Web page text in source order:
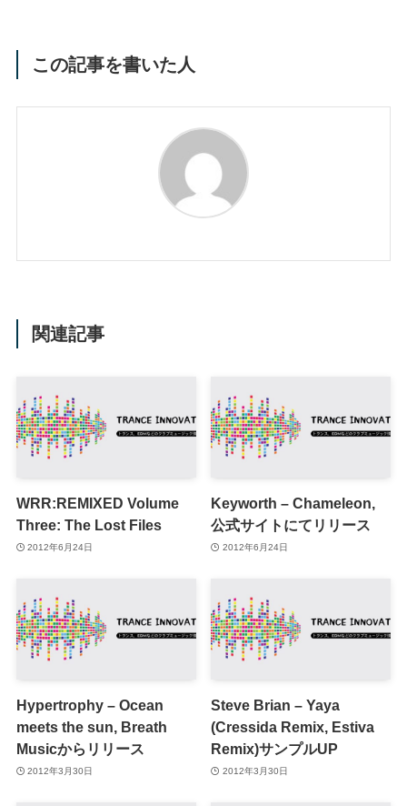
この記事を書いた人
関連記事
WRR:REMIXED Volume
Three: The Lost Files
2012年6月24日
Keyworth – Chameleon,
公式サイトにてリリース
2012年6月24日
Hypertrophy – Ocean
meets the sun, Breath
Musicからリリース
2012年3月30日
Steve Brian – Yaya
(Cressida Remix, Estiva
Remix)サンプルUP
2012年3月30日